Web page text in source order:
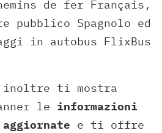
de fer Français,
pubblico Spagnolo ed
in autobus FlixBus
inoltre ti mostra
le informazioni
e ti offre